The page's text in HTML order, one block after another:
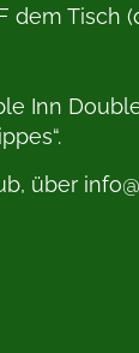
Tisch
Inn
über